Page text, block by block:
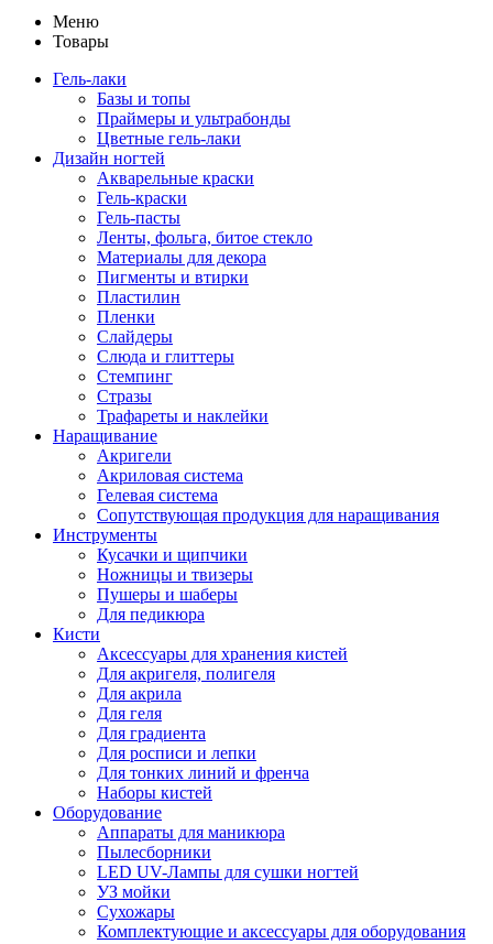
Меню
Товары
Гель-лаки
Базы и топы
Праймеры и ультрабонды
Цветные гель-лаки
Дизайн ногтей
Акварельные краски
Гель-краски
Гель-пасты
Ленты, фольга, битое стекло
Материалы для декора
Пигменты и втирки
Пластилин
Пленки
Слайдеры
Слюда и глиттеры
Стемпинг
Стразы
Трафареты и наклейки
Наращивание
Акригели
Акриловая система
Гелевая система
Сопутствующая продукция для наращивания
Инструменты
Кусачки и щипчики
Ножницы и твизеры
Пушеры и шаберы
Для педикюра
Кисти
Аксессуары для хранения кистей
Для акригеля, полигеля
Для акрила
Для геля
Для градиента
Для росписи и лепки
Для тонких линий и френча
Наборы кистей
Оборудование
Аппараты для маникюра
Пылесборники
LED UV-Лампы для сушки ногтей
УЗ мойки
Сухожары
Комплектующие и аксессуары для оборудования